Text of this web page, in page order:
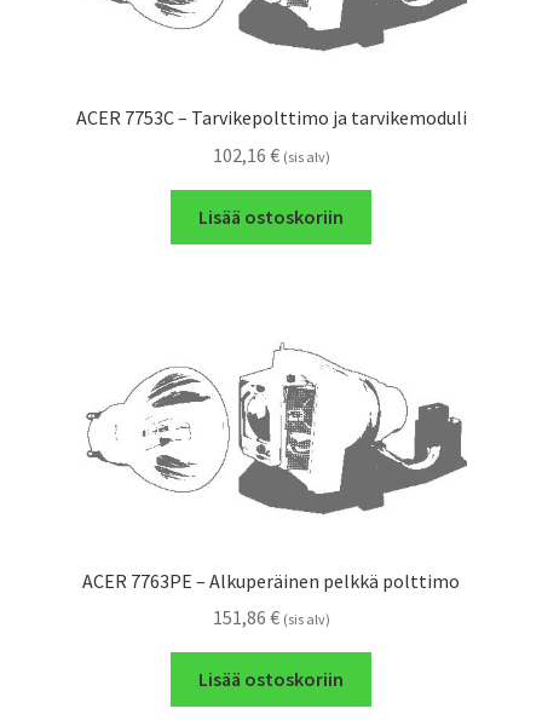
ACER 7753C – Tarvikepolttimo ja tarvikemoduli
102,16 € (sis alv)
Lisää ostoskoriin
ACER 7763PE – Alkuperäinen pelkkä polttimo
151,86 € (sis alv)
Lisää ostoskoriin